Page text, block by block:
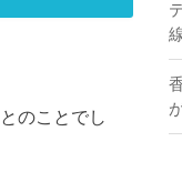
とのことでし